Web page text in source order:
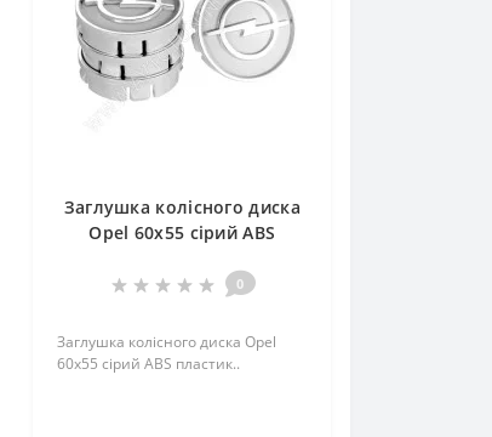
Заглушка колісного диска
Opel 60x55 сірий ABS
0
Заглушка колісного диска Opel
60x55 сірий ABS пластик..